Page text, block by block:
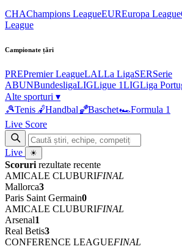
CHAChampions LeagueEUREuropa League
League
Campionate țări
PREPremier LeagueLALLa LigaSERSerie
ABUNBundesligaLIGLigue 1LIGLiga
Alte sporturi ▾
🎾Tenis 🤾Handbal🏀Baschet🏎Formula 1
Live Score
Live ☀
Scoruri rezultate recente
AMICALE CLUBURIFINAL
Mallorca3
Paris Saint Germain0
AMICALE CLUBURIFINAL
Arsenal1
Real Betis3
CONFERENCE LEAGUEFINAL